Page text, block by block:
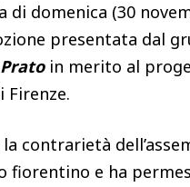
di domenica (30
presentata dal
in merito al
Firenze.
contrarietà
fiorentino e ha